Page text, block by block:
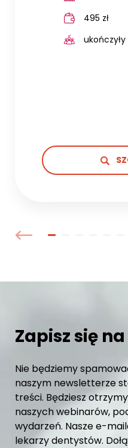
495 zł
ukończyły
Zapisz się
Nie będziemy
naszym newsletterze
treści. Będziesz
naszych webinarów,
wydarzeń. Nasze e-
lekarzy dentystów.